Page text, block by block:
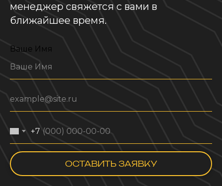
менеджер свяжется с вами в
ближайшее время.
Ваше Имя
+7
ОСТАВИТЬ ЗАЯВКУ